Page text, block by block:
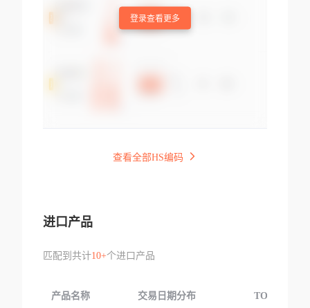
登录查看更多
查看全部HS编码
进口产品
匹配到共计10+个进口产品
产品名称 交易日期分布 TOP3交易国